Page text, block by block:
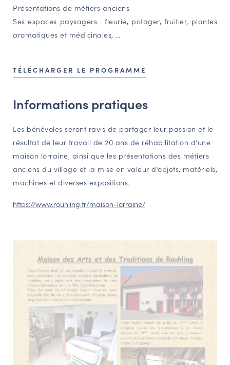
PORTAIL CULTURE
Amateurs d’histoire et de patrimoine
Responsables de structures
Étudiants & chercheurs
Présentations de métiers anciens
Ses espaces paysagers : fleurie, potager, fruitier, plantes
aromatiques et médicinales, …
TÉLÉCHARGER LE PROGRAMME
Informations pratiques
Les bénévoles seront ravis de partager leur passion et le
résultat de leur travail de 20 ans de réhabilitation d’une
maison lorraine, ainsi que les présentations des métiers
anciens du village et la mise en valeur d’objets, matériels,
machines et diverses expositions.
https://www.rouhling.fr/maison-lorraine/